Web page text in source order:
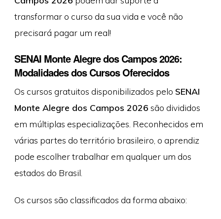
transformar o curso da sua vida e você não
precisará pagar um real!
SENAI Monte Alegre dos Campos 2026:
Modalidades dos Cursos Oferecidos
Os cursos gratuitos disponibilizados pelo SENAI
Monte Alegre dos Campos 2026 são divididos
em múltiplas especializações. Reconhecidos em
várias partes do território brasileiro, o aprendiz
pode escolher trabalhar em qualquer um dos
estados do Brasil.
Os cursos são classificados da forma abaixo: